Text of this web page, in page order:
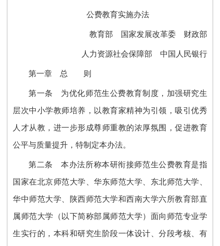
公费教育实施办法
教育部 国家发展改革委 财政部
人力资源社会保障部 中国人民银行
第一章 总 则
第一条 为优化师范生公费教育制度，加强研究生
层次中小学教师培养，以教育家精神为引领，吸引优秀
人才从教，进一步形成尊师重教的浓厚氛围，促进教育
公平与质量提升，特制定本办法。
第二条 本办法所称本研衔接师范生公费教育是指
国家在北京师范大学、华东师范大学、东北师范大学、
华中师范大学、陕西师范大学和西南大学六所教育部直
属师范大学（以下简称部属师范大学）面向师范专业学
生实行的，本科和研究生阶段一体设计、分段考核、有